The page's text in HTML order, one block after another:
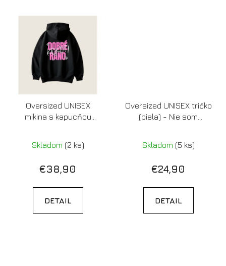
Oversized UNISEX
mikina s kapucňou
Skladom (2 ks)
€38,90
DETAIL
Oversized UNISEX tričko
(biela) - Nie som
Skladom (5 ks)
€24,90
DETAIL